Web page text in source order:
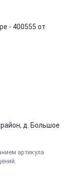
- 400555 от
д. Большое
артикула